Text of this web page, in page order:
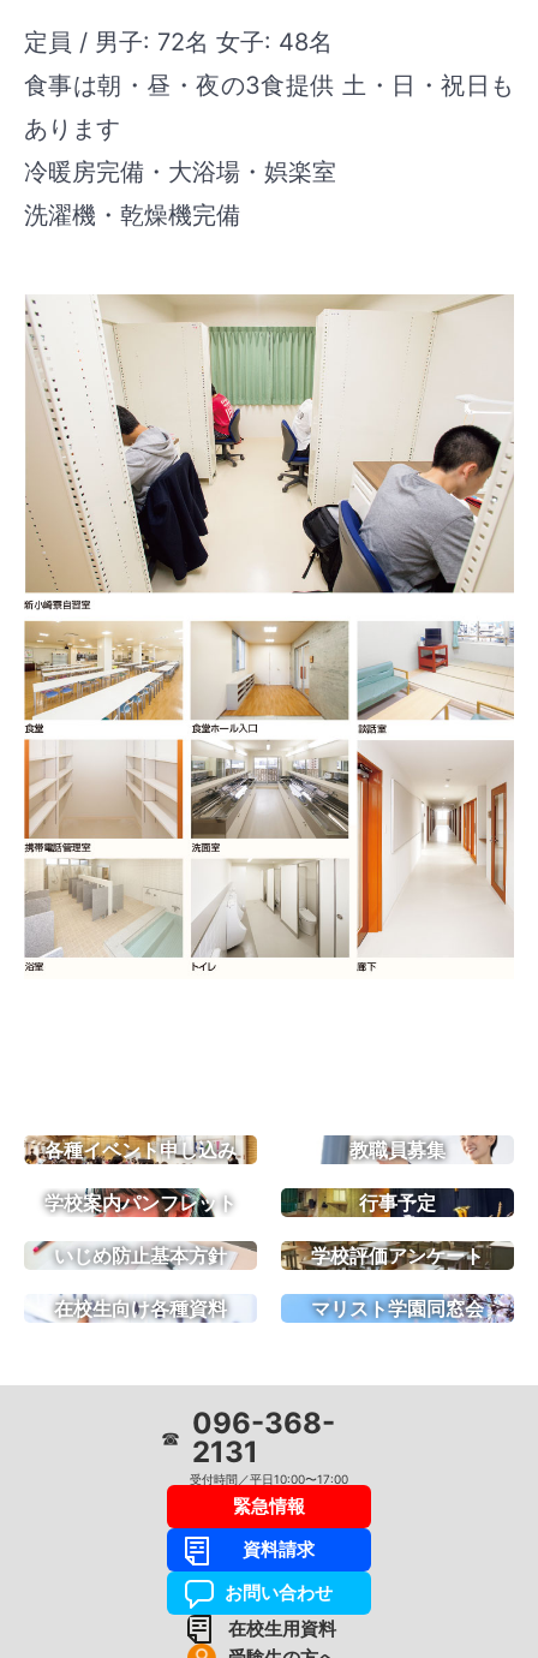
定員 / 男子: 72名 女子: 48名
食事は朝・昼・夜の3食提供 土・日・祝日も
あります
冷暖房完備・大浴場・娯楽室
洗濯機・乾燥機完備
各種イベント申し込み 教職員募集
学校案内パンフレット 行事予定
いじめ防止基本方針 学校評価アンケート
在校生向け各種資料 マリスト学園同窓会
☎ 096-368-
2131
受付時間／平日10:00〜17:00
緊急情報
資料請求
お問い合わせ
在校生用資料